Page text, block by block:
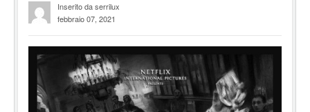
Inserito da serrilux
febbraio 07, 2021